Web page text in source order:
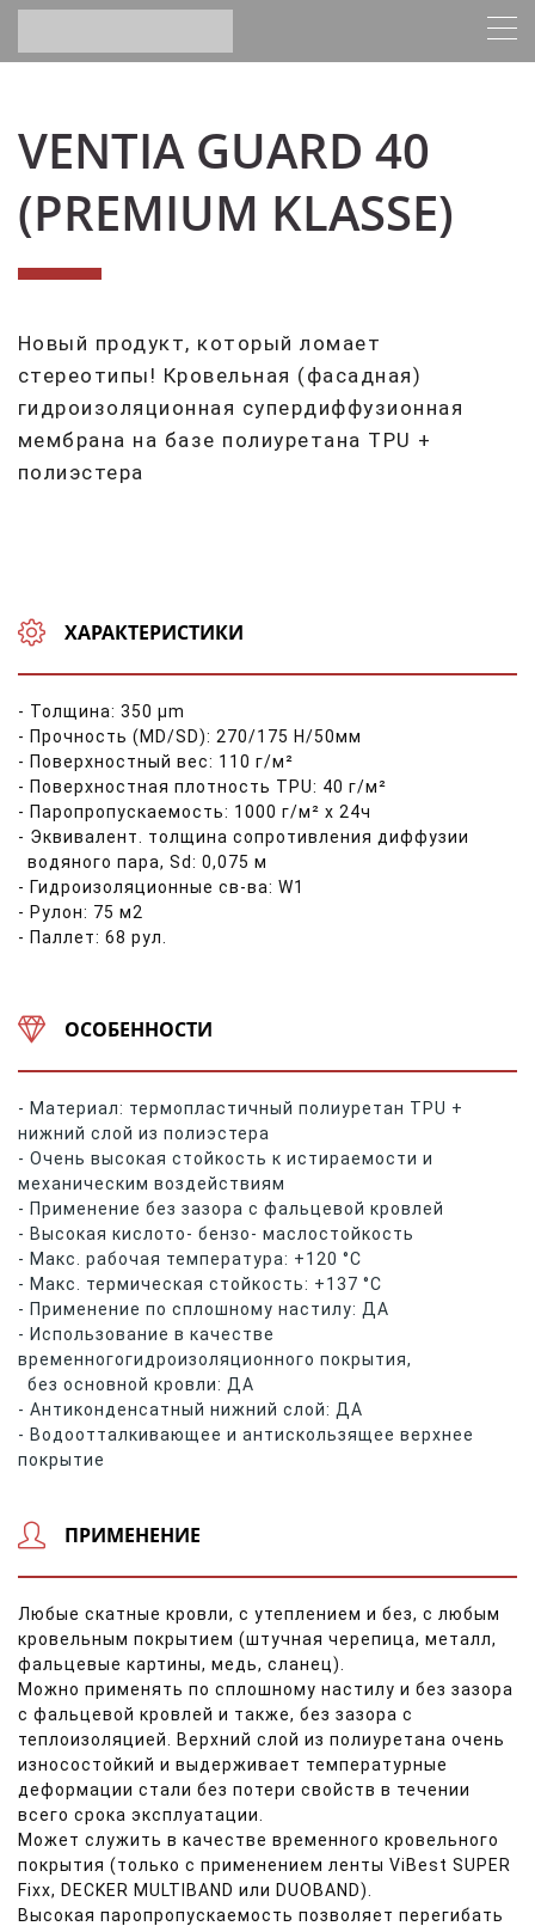
VENTIA GUARD 40
(PREMIUM KLASSE)
Новый продукт, который ломает
стереотипы! Кровельная (фасадная)
гидроизоляционная супердиффузионная
мембрана на базе полиуретана TPU +
полиэстера
ХАРАКТЕРИСТИКИ
- Толщина: 350 μm
- Прочность (MD/SD): 270/175 Н/50мм
- Поверхностный вес: 110 г/м²
- Поверхностная плотность TPU: 40 г/м²
- Паропропускаемость: 1000 г/м² х 24ч
- Эквивалент. толщина сопротивления диффузии
водяного пара, Sd: 0,075 м
- Гидроизоляционные св-ва: W1
- Рулон: 75 м2
- Паллет: 68 рул.
ОСОБЕННОСТИ
- Материал: термопластичный полиуретан TPU +
нижний слой из полиэстера
- Очень высокая стойкость к истираемости и
механическим воздействиям
- Применение без зазора с фальцевой кровлей
- Высокая кислото- бензо- маслостойкость
- Макс. рабочая температура: +120 °C
- Макс. термическая стойкость: +137 °C
- Применение по сплошному настилу: ДА
- Использование в качестве
временногогидроизоляционного покрытия,
без основной кровли: ДА
- Антиконденсатный нижний слой: ДА
- Водоотталкивающее и антискользящее верхнее
покрытие
ПРИМЕНЕНИЕ
Любые скатные кровли, с утеплением и без, с любым
кровельным покрытием (штучная черепица, металл,
фальцевые картины, медь, сланец).
Можно применять по сплошному настилу и без зазора
с фальцевой кровлей и также, без зазора с
теплоизоляцией. Верхний слой из полиуретана очень
износостойкий и выдерживает температурные
деформации стали без потери свойств в течении
всего срока эксплуатации.
Может служить в качестве временного кровельного
покрытия (только с применением ленты ViBest SUPER
Fixx, DECKER MULTIBAND или DUOBAND).
Высокая паропропускаемость позволяет перегибать